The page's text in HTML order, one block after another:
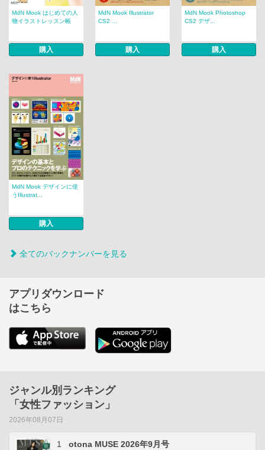
MdN Mook はじめての人
物イラストレッスン帳
購入
MdN Mook Illustrator
CS2 ...
購入
MdN Mook Photoshop
CS2 デザ...
購入
MdN Mook デザインに使
うIllustrat...
購入
全てのバックナンバーを見る
アプリダウンロード
はこちら
ジャンル別ランキング
「女性ファッション」
2026年08月07日
1 otona MUSE 2026年9月号